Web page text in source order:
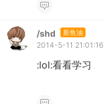
/shd 新鱼油
2014-5-11 21:01:16
:lol:看看学习